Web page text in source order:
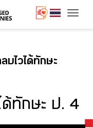
บไวได้ทักษะ
ด้ทักษะ ป. 4